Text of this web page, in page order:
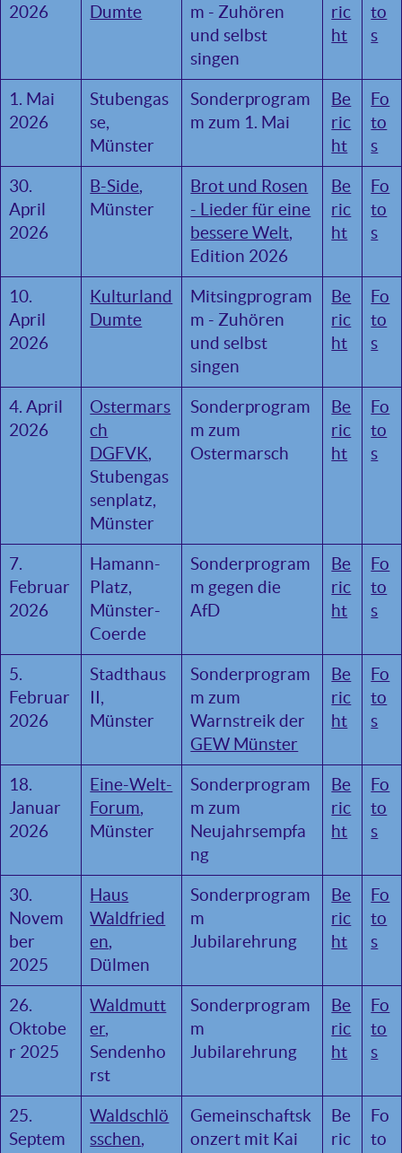
2026
Dumte
m - Zuhören
und selbst
singen
ric
ht
to
s
1. Mai
2026
Stubengas
se,
Münster
Sonderprogram
m zum 1. Mai
Be
ric
ht
Fo
to
s
30.
April
2026
B-Side,
Münster
Brot und Rosen
- Lieder für eine
bessere Welt,
Edition 2026
Be
ric
ht
Fo
to
s
10.
April
2026
Kulturland
Dumte
Mitsingprogram
m - Zuhören
und selbst
singen
Be
ric
ht
Fo
to
s
4. April
2026
Ostermars
ch
DGFVK,
Stubengas
senplatz,
Münster
Sonderprogram
m zum
Ostermarsch
Be
ric
ht
Fo
to
s
7.
Februar
2026
Hamann-
Platz,
Münster-
Coerde
Sonderprogram
m gegen die
AfD
Be
ric
ht
Fo
to
s
5.
Februar
2026
Stadthaus
II,
Münster
Sonderprogram
m zum
Warnstreik der
GEW Münster
Be
ric
ht
Fo
to
s
18.
Januar
2026
Eine-Welt-
Forum,
Münster
Sonderprogram
m zum
Neujahrsempfa
ng
Be
ric
ht
Fo
to
s
30.
Novem
ber
2025
Haus
Waldfried
en,
Dülmen
Sonderprogram
m
Jubilarehrung
Be
ric
ht
Fo
to
s
26.
Oktobe
r 2025
Waldmutt
er,
Sendenho
rst
Sonderprogram
m
Jubilarehrung
Be
ric
ht
Fo
to
s
25.
Septem
Waldschlö
sschen,
Gemeinschaftsk
onzert mit Kai
Be
ric
Fo
to